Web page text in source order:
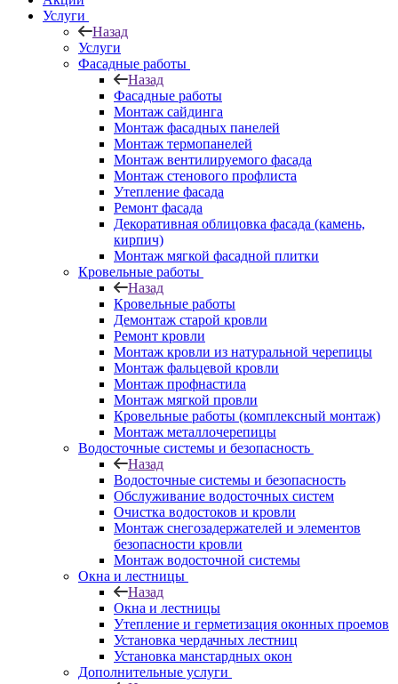
Услуги
Назад
Услуги
Фасадные работы
Назад
Фасадные работы
Монтаж сайдинга
Монтаж фасадных панелей
Монтаж термопанелей
Монтаж вентилируемого фасада
Монтаж стенового профлиста
Утепление фасада
Ремонт фасада
Декоративная облицовка фасада (камень,
кирпич)
Монтаж мягкой фасадной плитки
Кровельные работы
Назад
Кровельные работы
Демонтаж старой кровли
Ремонт кровли
Монтаж кровли из натуральной черепицы
Монтаж фальцевой кровли
Монтаж профнастила
Монтаж мягкой провли
Кровельные работы (комплексный монтаж)
Монтаж металлочерепицы
Водосточные системы и безопасность
Назад
Водосточные системы и безопасность
Обслуживание водосточных систем
Очистка водостоков и кровли
Монтаж снегозадержателей и элементов
безопасности кровли
Монтаж водосточной системы
Окна и лестницы
Назад
Окна и лестницы
Утепление и герметизация оконных проемов
Установка чердачных лестниц
Установка манстардных окон
Дополнительные услуги